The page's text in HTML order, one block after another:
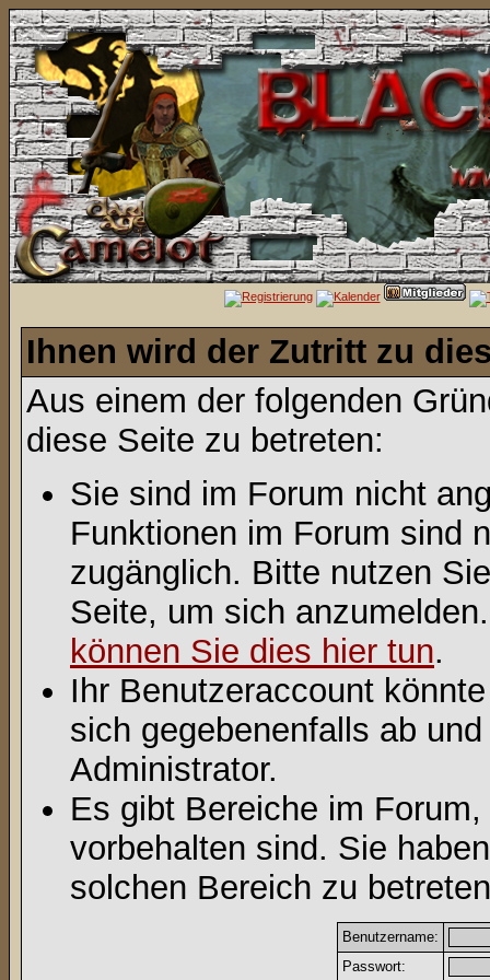
Ihnen wird der Zutritt zu
Aus einem der folgenden
diese Seite zu betreten:
Sie sind im Forum nicht
Funktionen im Forum sind
zugänglich. Bitte nutzen
Seite, um sich
können Sie dies hier tun.
Ihr Benutzeraccount
sich gegebenenfalls ab
Administrator.
Es gibt Bereiche im
vorbehalten sind. Sie
solchen Bereich zu
Benutzername:
Passwort: